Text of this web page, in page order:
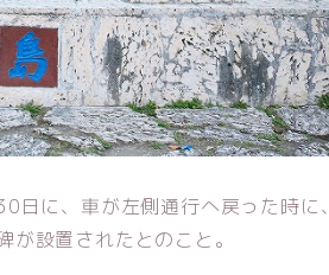
に、車が左側通行へ戻った時に、
設置されたとのこと。